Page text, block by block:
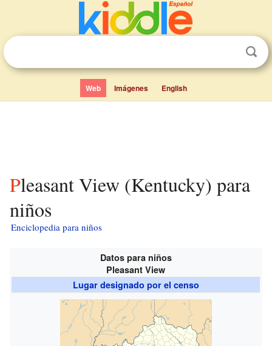
Web Imágenes English
Pleasant View (Kentucky) para
niños
Enciclopedia para niños
Datos para niños
Pleasant View
Lugar designado por el censo